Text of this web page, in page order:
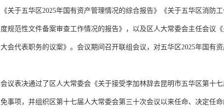
《关于五华区2025年国有资产管理情况的综合报告》《关于五华区消防
度规范性文件备案审查工作情况的报告》，以及区人大常委会主任会议
大会代表职务的议案》。会议期间召开联组会议，对五华区2025年国有资
会议表决通过了区人大常委会《关于接受李加林辞去昆明市五华区第十
免事项，并组织区第十七届人大常委会第三十次会议以来任命、决定任